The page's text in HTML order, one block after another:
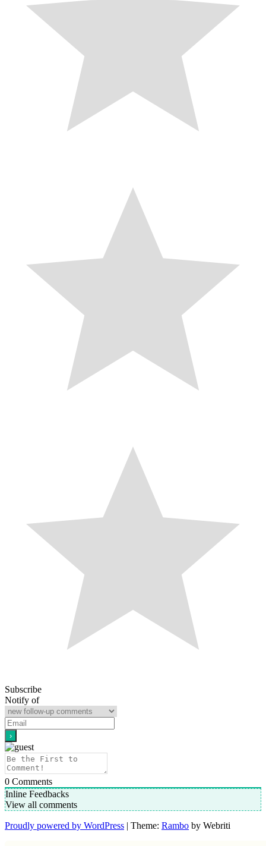
Subscribe
Notify of
0 Comments
Inline Feedbacks
View all comments
Proudly powered by WordPress | Theme: Rambo by Webriti